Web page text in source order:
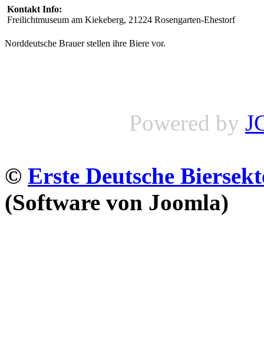
Kontakt Info:
Freilichtmuseum am Kiekeberg, 21224 Rosengarten-Ehestorf
Norddeutsche Brauer stellen ihre Biere vor.
Powered by
© Erste Deutsche
(Software von Joomla)